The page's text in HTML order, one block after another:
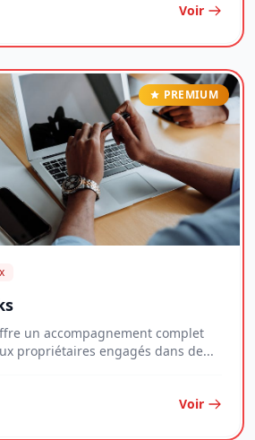
Voir
PREMIUM
un accompagnement complet
propriétaires engagés dans de...
Voir